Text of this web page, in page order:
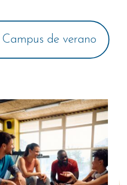
Campus de verano